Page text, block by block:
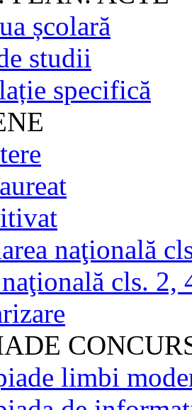
școlară
studii
specifică
naţională
cls. 2,
limbi